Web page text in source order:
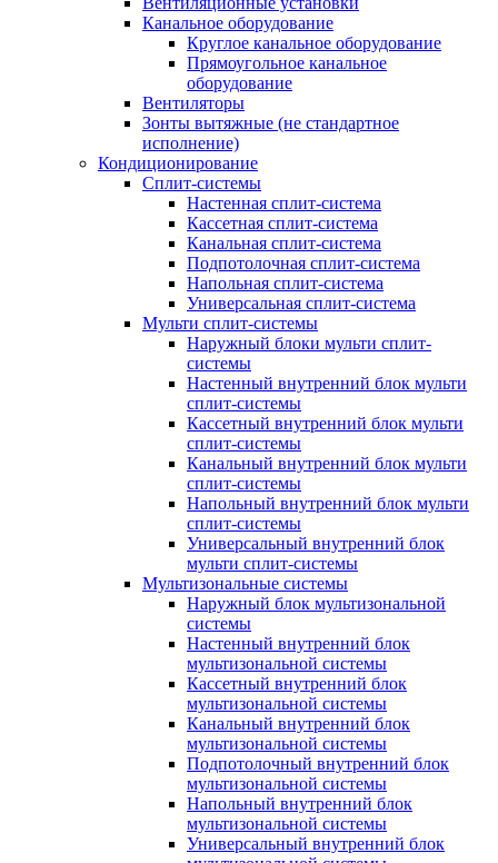
Канальное оборудование
Круглое канальное оборудование
Прямоугольное канальное
оборудование
Вентиляторы
Зонты вытяжные (не стандартное
исполнение)
Кондиционирование
Сплит-системы
Настенная сплит-система
Кассетная сплит-система
Канальная сплит-система
Подпотолочная сплит-система
Напольная сплит-система
Универсальная сплит-система
Мульти сплит-системы
Наружный блоки мульти сплит-
системы
Настенный внутренний блок мульти
сплит-системы
Кассетный внутренний блок мульти
сплит-системы
Канальный внутренний блок мульти
сплит-системы
Напольный внутренний блок мульти
сплит-системы
Универсальный внутренний блок
мульти сплит-системы
Мультизональные системы
Наружный блок мультизональной
системы
Настенный внутренний блок
мультизональной системы
Кассетный внутренний блок
мультизональной системы
Канальный внутренний блок
мультизональной системы
Подпотолочный внутренний блок
мультизональной системы
Напольный внутренний блок
мультизональной системы
Универсальный внутренний блок